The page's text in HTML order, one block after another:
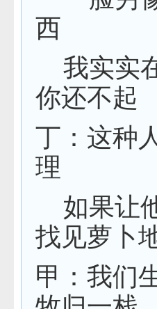
西
我实实
你还不起
丁：这种
理
如果让
找见萝卜
甲：我们